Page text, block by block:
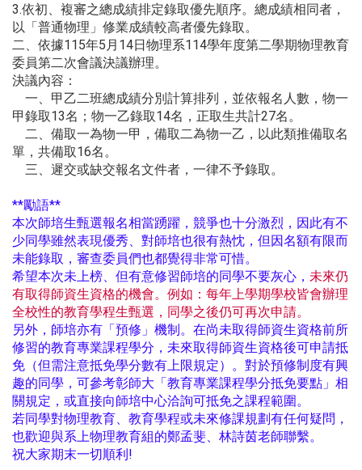
3.依初、複審之總成績排定錄取優先順序。總成績相同者，
以「普通物理」修業成績較高者優先錄取。
二、依據115年5月14日物理系114學年度第二學期物理教育
委員第二次會議決議辦理。
決議內容：
一、甲乙二班總成績分別計算排列，並依報名人數，物一
甲錄取13名；物一乙錄取14名，正取生共計27名。
二、備取一為物一甲，備取二為物一乙，以此類推備取名
單，共備取16名。
三、遲交或缺交報名文件者，一律不予錄取。
**勵語**
本次師培生甄選報名相當踴躍，競爭也十分激烈，因此有不
少同學雖然表現優秀、對師培也很有熱忱，但因名額有限而
未能錄取，審查委員們也都覺得非常可惜。
希望本次未上榜、但有意修習師培的同學不要灰心， 未來仍
有取得師資生資格的機會。例如：每年上學期學校皆會辦理
全校性的教育學程生甄選，同學之後仍可再次申請。
另外，師培亦有「預修」機制。在尚未取得師資生資格前所
修習的教育專業課程學分，未來取得師資生資格後可申請抵
免（但需注意抵免學分數有上限規定）。對於預修制度有興
趣的同學，可參考彰師大「教育專業課程學分抵免要點」相
關規定，或直接向師培中心洽詢可抵免之課程範圍。
若同學對物理教育、教育學程或未來修課規劃有任何疑問，
也歡迎與系上物理教育組的鄭孟斐、林詩茵老師聯繫。
祝大家期末一切順利!